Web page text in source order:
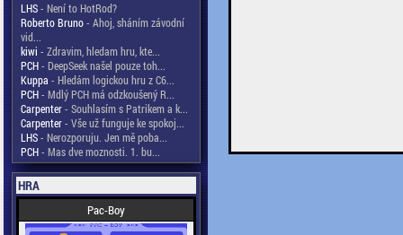
LHS- Není to HotRod?
Roberto Bruno- Ahoj, sháním závodní
vid...
kiwi - Zdravim, hledam hru, kte...
PCH- DeepSeek našel pouze toh...
Kuppa - Hledám logickou hru z C6...
PCH- Mdlý PCH má odzkoušený R...
Carpenter- Souhlasím s Patrikem a k...
Carpenter- Vše už funguje ke spokoj...
LHS- Nerozporuju. Jen mě poba...
PCH- Mas dve moznosti. 1. bu...
HRA
Pac-Boy